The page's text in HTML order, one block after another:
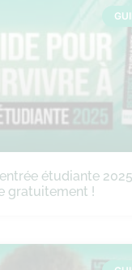
étudiante
gratuitement !